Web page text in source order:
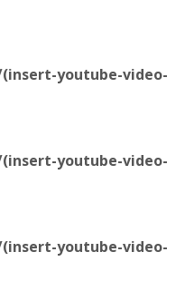
youtube-video-
youtube-video-
youtube-video-